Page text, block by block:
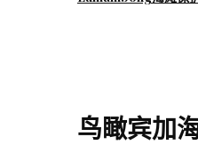
鸟瞰宾加